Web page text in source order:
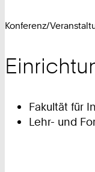
Konferenz/
Fakultät für
Lehr- und